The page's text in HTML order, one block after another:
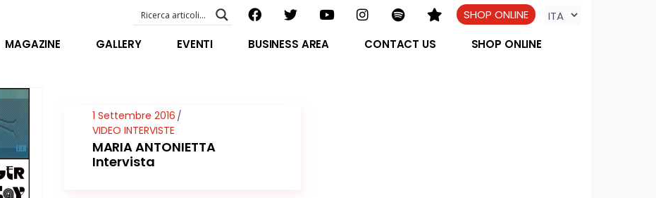
MAGAZINE GALLERY
SPECIAL GUEST
STAFF
FILOSOFIA
EVENTI BUSINESS AREA CONTACT US SHOP ONLINE
SHOP ONLINE
EVENTI – foto & video
VIDEO E INTERVISTE
1 Settembre 2016
VIDEO INTERVISTE
MARIA ANTONIETTA
Intervista